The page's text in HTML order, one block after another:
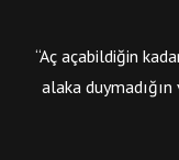
“Aç açabildiğin
alaka